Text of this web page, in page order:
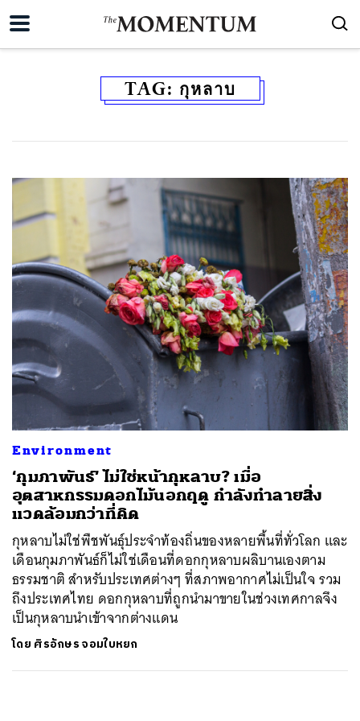
TAG: กุหลาบ
Environment
‘กุมภาพันธ์’ ไม่ใช่หน้ากุหลาบ? เมื่อ
อุตสาหกรรมดอกไม้นอกฤดู กำลังทำลายสิ่ง
แวดล้อมกว่าที่คิด
กุหลาบไม่ใช่พืชพันธ์ุประจำท้องถิ่นของหลายพื้นที่ทั่วโลก และ
เดือนกุมภาพันธ์ก็ไม่ใช่เดือนที่ดอกกุหลาบผลิบานเองตาม
ธรรมชาติ สำหรับประเทศต่างๆ ที่สภาพอากาศไม่เป็นใจ รวม
ถึงประเทศไทย ดอกกุหลาบที่ถูกนำมาขายในช่วงเทศกาลจึง
เป็นกุหลาบนำเข้าจากต่างแดน
โดย ศิรอักษร จอมใบหยก
SHARE